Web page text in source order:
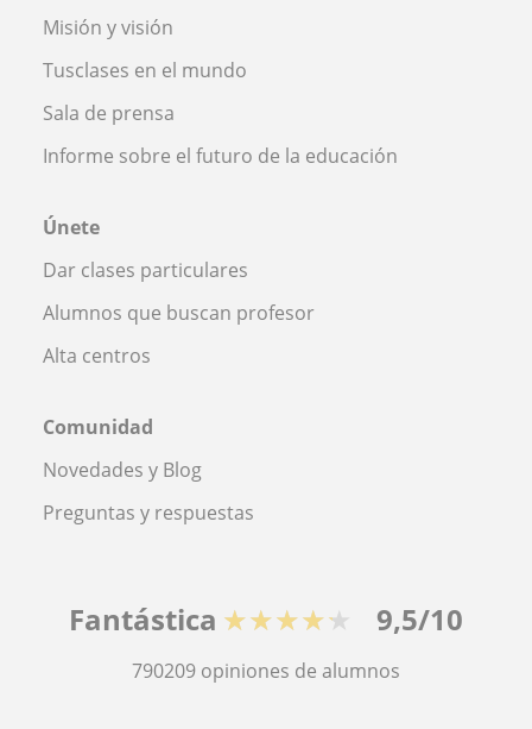
Misión y visión
Tusclases en el mundo
Sala de prensa
Informe sobre el futuro de la educación
Únete
Dar clases particulares
Alumnos que buscan profesor
Alta centros
Comunidad
Novedades y Blog
Preguntas y respuestas
Fantástica ★★★★★ 9,5/10
790209 opiniones de alumnos